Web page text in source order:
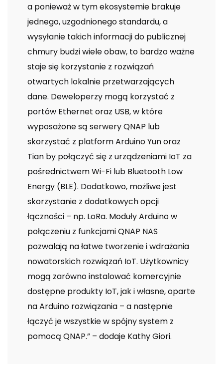
a ponieważ w tym ekosystemie brakuje
jednego, uzgodnionego standardu, a
wysyłanie takich informacji do publicznej
chmury budzi wiele obaw, to bardzo ważne
staje się korzystanie z rozwiązań
otwartych lokalnie przetwarzających
dane. Deweloperzy mogą korzystać z
portów Ethernet oraz USB, w które
wyposażone są serwery QNAP lub
skorzystać z platform Arduino Yun oraz
Tian by połączyć się z urządzeniami IoT za
pośrednictwem Wi-Fi lub Bluetooth Low
Energy (BLE). Dodatkowo, możliwe jest
skorzystanie z dodatkowych opcji
łączności – np. LoRa. Moduły Arduino w
połączeniu z funkcjami QNAP NAS
pozwalają na łatwe tworzenie i wdrażania
nowatorskich rozwiązań IoT. Użytkownicy
mogą zarówno instalować komercyjnie
dostępne produkty IoT, jak i własne, oparte
na Arduino rozwiązania – a następnie
łączyć je wszystkie w spójny system z
pomocą QNAP.” – dodaje Kathy Giori.